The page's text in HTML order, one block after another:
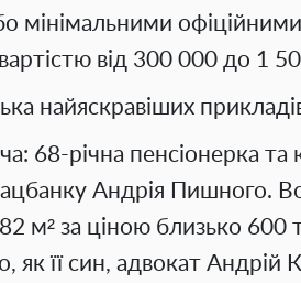
мінімальними
від 300 000 до 1
найяскравіших
68-річна пенсіонерка
Андрія Пишного.
м² за ціною близько 600
як її син, адвокат Андрій